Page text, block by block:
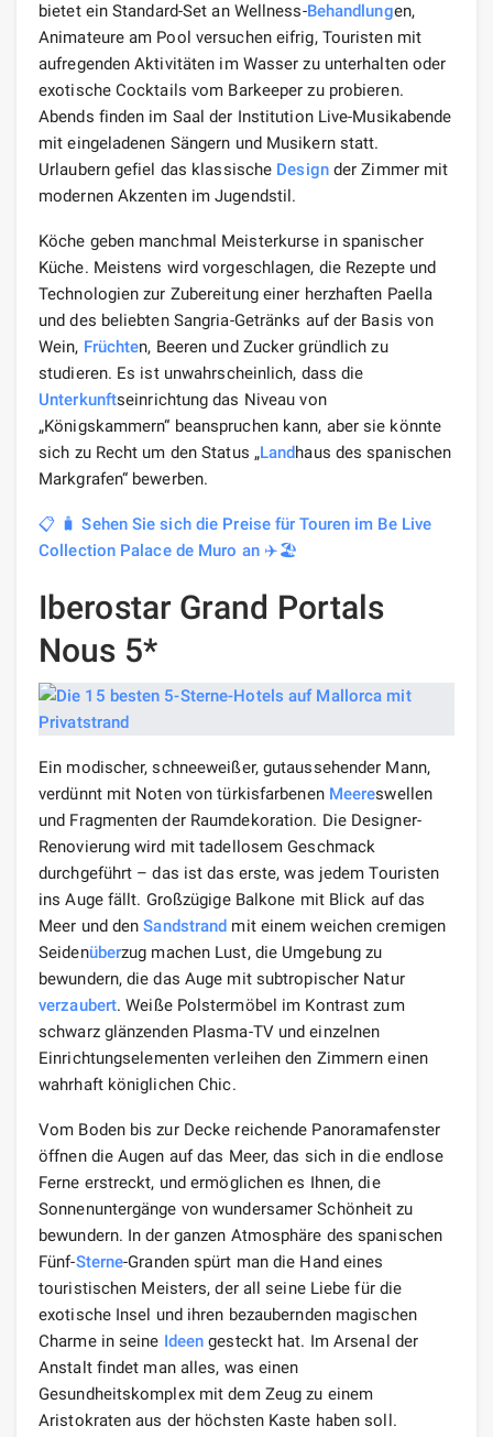
bietet ein Standard-Set an Wellness-Behandlungen,
Animateure am Pool versuchen eifrig, Touristen mit
aufregenden Aktivitäten im Wasser zu unterhalten oder
exotische Cocktails vom Barkeeper zu probieren.
Abends finden im Saal der Institution Live-Musikabende
mit eingeladenen Sängern und Musikern statt.
Urlaubern gefiel das klassische Designder Zimmer mit
modernen Akzenten im Jugendstil.
Köche geben manchmal Meisterkurse in spanischer
Küche. Meistens wird vorgeschlagen, die Rezepte und
Technologien zur Zubereitung einer herzhaften Paella
und des beliebten Sangria-Getränks auf der Basis von
Wein, Früchten, Beeren und Zucker gründlich zu
studieren. Es ist unwahrscheinlich, dass die
Unterkunftseinrichtung das Niveau von
„Königskammern“ beanspruchen kann, aber sie könnte
sich zu Recht um den Status „Landhaus des spanischen
Markgrafen“ bewerben.
📋 🧳 Sehen Sie sich die Preise für Touren im Be Live
Collection Palace de Muro an ✈️🏖️
Iberostar Grand Portals
Nous 5*
Ein modischer, schneeweißer, gutaussehender Mann,
verdünnt mit Noten von türkisfarbenen Meereswellen
und Fragmenten der Raumdekoration. Die Designer-
Renovierung wird mit tadellosem Geschmack
durchgeführt – das ist das erste, was jedem Touristen
ins Auge fällt. Großzügige Balkone mit Blick auf das
Meer und denSandstrand mit einem weichen cremigen
Seidenüberzug machen Lust, die Umgebung zu
bewundern, die das Auge mit subtropischer Natur
verzaubert. Weiße Polstermöbel im Kontrast zum
schwarz glänzenden Plasma-TV und einzelnen
Einrichtungselementen verleihen den Zimmern einen
wahrhaft königlichen Chic.
Vom Boden bis zur Decke reichende Panoramafenster
öffnen die Augen auf das Meer, das sich in die endlose
Ferne erstreckt, und ermöglichen es Ihnen, die
Sonnenuntergänge von wundersamer Schönheit zu
bewundern. In der ganzen Atmosphäre des spanischen
Fünf-Sterne-Granden spürt man die Hand eines
touristischen Meisters, der all seine Liebe für die
exotische Insel und ihren bezaubernden magischen
Charme in seine Ideen gesteckt hat. Im Arsenal der
Anstalt findet man alles, was einen
Gesundheitskomplex mit dem Zeug zu einem
Aristokraten aus der höchsten Kaste haben soll.